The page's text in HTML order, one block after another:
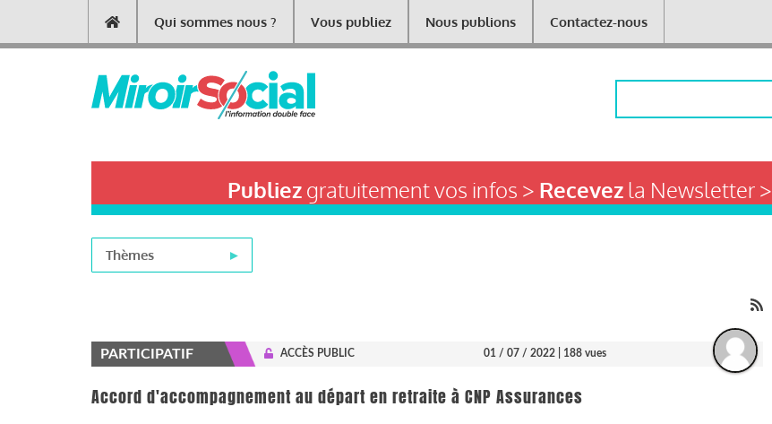
contenu
Main
navigation
Qui sommes nous ? Vous publiez Nous publions Contactez-nous
Publiezgratuitement vos infos > Recevezla Newsletter >
Thèmes
PARTICIPATIF ACCÈS PUBLIC 01 / 07 / 2022 | 188 vues
Accord d'accompagnement au départ en retraite à CNP Assurances